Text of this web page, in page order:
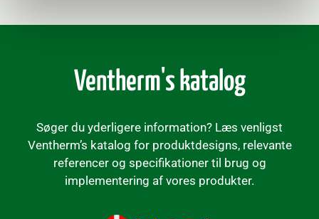
Ventherm's katalog
Søger du yderligere information? Læs venligst
Ventherm’s katalog for produktdesigns, relevante
referencer og specifikationer til brug og
implementering af vores produkter.